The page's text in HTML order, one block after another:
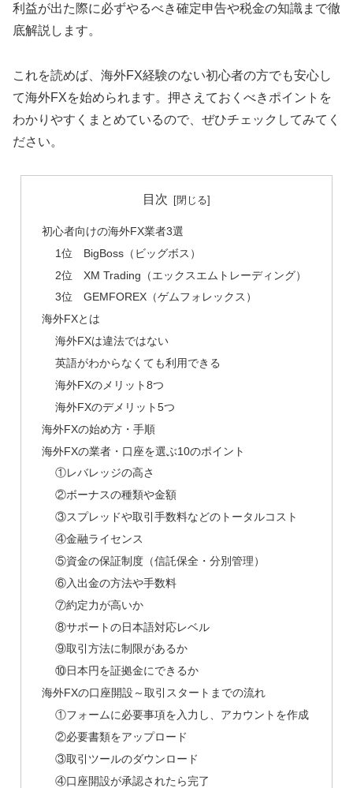
利益が出た際に必ずやるべき確定申告や税金の知識まで徹
底解説します。
これを読めば、海外FX経験のない初心者の方でも安心し
て海外FXを始められます。押さえておくべきポイントを
わかりやすくまとめているので、ぜひチェックしてみてく
ださい。
目次
初心者向けの海外FX業者3選
1位 BigBoss（ビッグボス）
2位 XM Trading（エックスエムトレーディング）
3位 GEMFOREX（ゲムフォレックス）
海外FXとは
海外FXは違法ではない
英語がわからなくても利用できる
海外FXのメリット8つ
海外FXのデメリット5つ
海外FXの始め方・手順
海外FXの業者・口座を選ぶ10のポイント
①レバレッジの高さ
②ボーナスの種類や金額
③スプレッドや取引手数料などのトータルコスト
④金融ライセンス
⑤資金の保証制度（信託保全・分別管理）
⑥入出金の方法や手数料
⑦約定力が高いか
⑧サポートの日本語対応レベル
⑨取引方法に制限があるか
⑩日本円を証拠金にできるか
海外FXの口座開設～取引スタートまでの流れ
①フォームに必要事項を入力し、アカウントを作成
②必要書類をアップロード
③取引ツールのダウンロード
④口座開設が承認されたら完了